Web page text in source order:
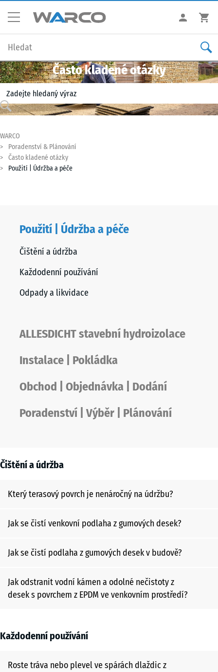
Často kladené otázky
WARCO
Poradenství & Plánování
Často kladené otázky
Použití | Údržba a péče
Použití | Údržba a péče
Čištění a údržba
Každodenní používání
Odpady a likvidace
ALLESDICHT stavební hydroizolace
Instalace | Pokládka
Obchod | Objednávka | Dodání
Poradenství | Výběr | Plánování
Čištění a údržba
Který terasový povrch je nenáročný na údržbu?
Jak se čistí venkovní podlaha z gumových desek?
Jak se čistí podlaha z gumových desek v budově?
Jak odstranit vodní kámen a odolné nečistoty z
desek s povrchem z EPDM ve venkovním prostředí?
Každodenní používání
Roste tráva nebo plevel ve spárách dlaždic z